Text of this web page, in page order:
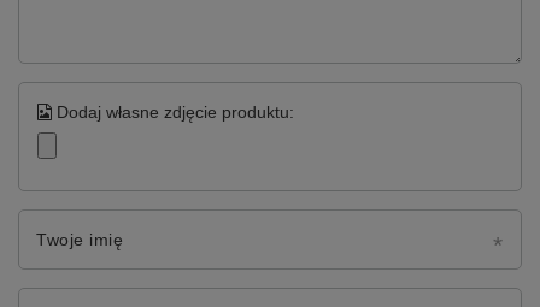
Dodaj własne zdjęcie produktu:
Twoje imię